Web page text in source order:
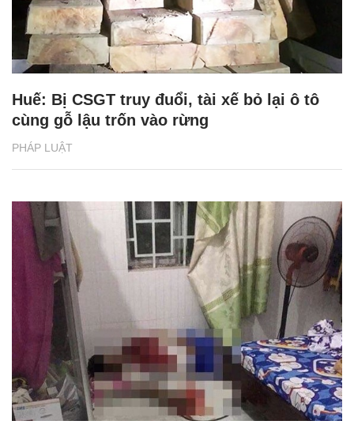
PHÁP LUẬT
Huế: Bị CSGT truy đuổi, tài xế bỏ lại ô tô
cùng gỗ lậu trốn vào rừng